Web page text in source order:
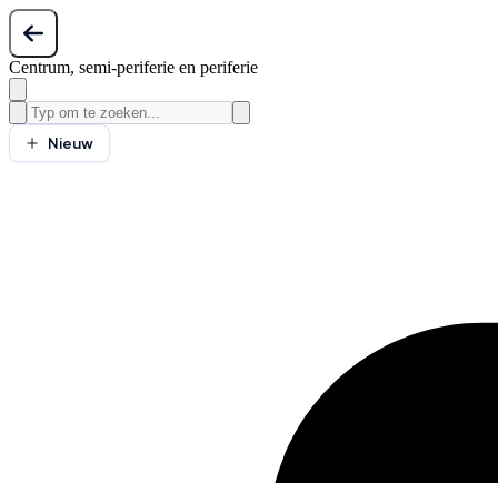
Centrum, semi-periferie en periferie
Nieuw